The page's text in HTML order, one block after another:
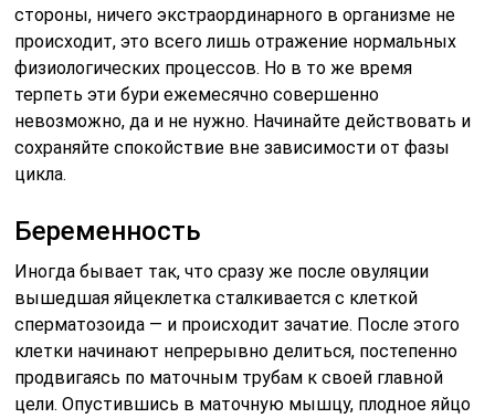
стороны, ничего экстраординарного в организме не
происходит, это всего лишь отражение нормальных
физиологических процессов. Но в то же время
терпеть эти бури ежемесячно совершенно
невозможно, да и не нужно. Начинайте действовать и
сохраняйте спокойствие вне зависимости от фазы
цикла.
Беременность
Иногда бывает так, что сразу же после овуляции
вышедшая яйцеклетка сталкивается с клеткой
сперматозоида — и происходит зачатие. После этого
клетки начинают непрерывно делиться, постепенно
продвигаясь по маточным трубам к своей главной
цели. Опустившись в маточную мышцу, плодное яйцо